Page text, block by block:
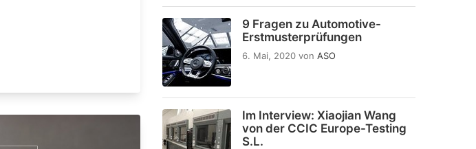
9 Fragen zu Automotive-
Erstmusterprüfungen
6. Mai, 2020 von ASO
Im Interview: Xiaojian Wang
von der CCIC Europe-Testing
S.L.